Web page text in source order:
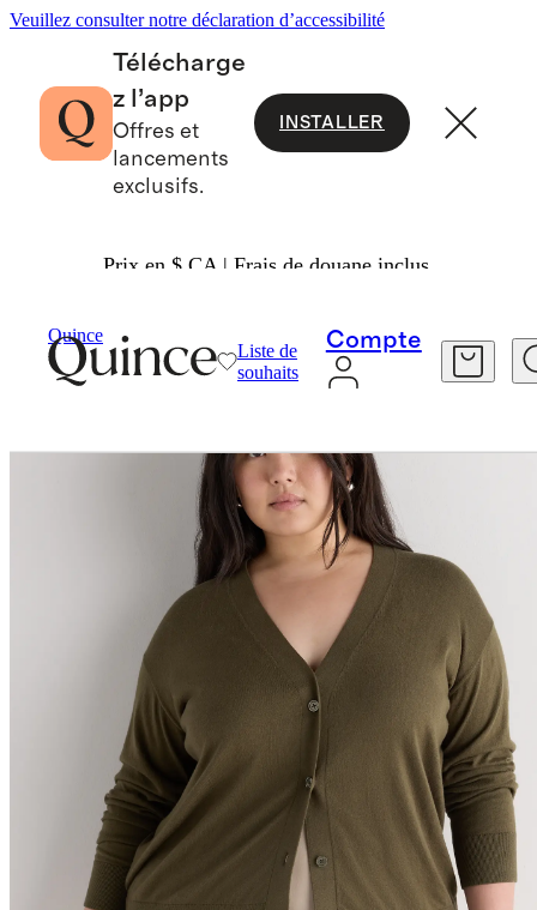
Veuillez consulter notre déclaration d’accessibilité
Télécharge
z l’app
Offres et
lancements
exclusifs.
INSTALLER
Prix en $ CA | Frais de douane inclus.
Quince
Liste de
souhaits
Compte